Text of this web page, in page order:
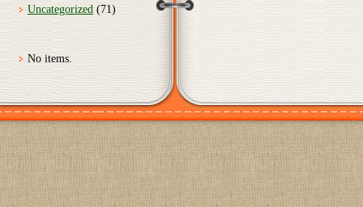
Uncategorized (71)
No items.